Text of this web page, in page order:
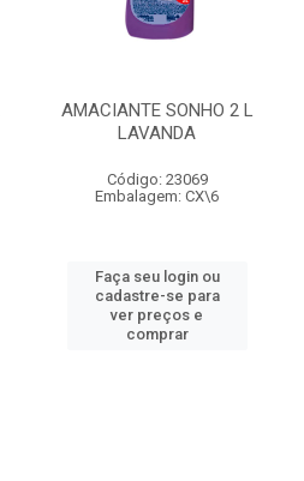
AMACIANTE SONHO 2 L
LAVANDA
Código: 23069
Embalagem: CX\6
Faça seu login ou
cadastre-se para
ver preços e
comprar